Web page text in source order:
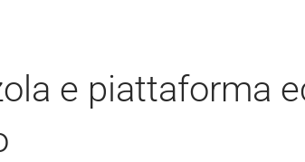
e piattaforma